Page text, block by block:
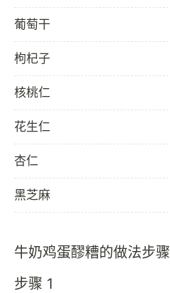
葡萄干
枸杞子
核桃仁
花生仁
杏仁
黑芝麻
牛奶鸡蛋醪糟的做法步骤
步骤 1